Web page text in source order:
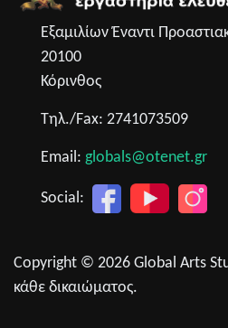
Εξαμιλίων Έναντι
20100
Κόρινθος
Τηλ./Fax: 2741073509
Email: globals@otenet.gr
Social:
Copyright © 2026 Global Arts
κάθε δικαιώματος.